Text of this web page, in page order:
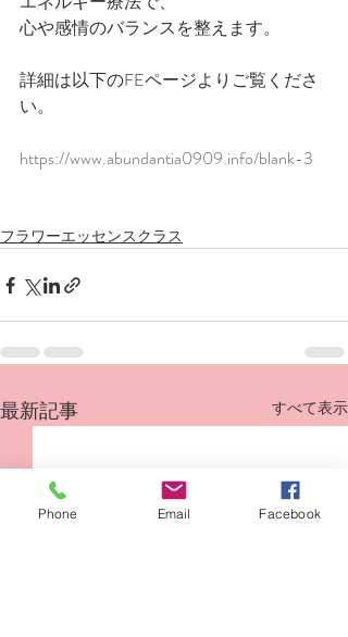
心や感情のバランスを整えます。
詳細は以下のFEページよりご覧くださ
い。
https://www.abundantia0909.info/blank-3
フラワーエッセンスクラス
最新記事 すべて表示
Phone Email Facebook